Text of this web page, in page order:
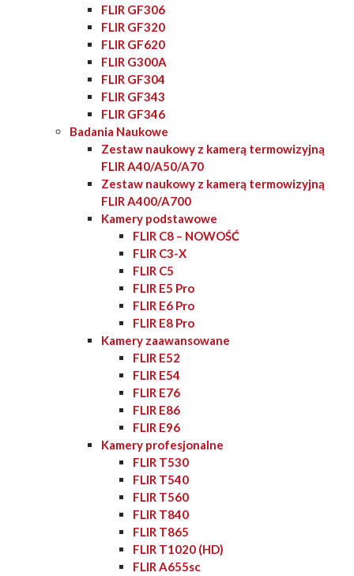
FLIR GF306
FLIR GF320
FLIR GF620
FLIR G300A
FLIR GF304
FLIR GF343
FLIR GF346
Badania Naukowe
Zestaw naukowy z kamerą termowizyjną
FLIR A40/A50/A70
Zestaw naukowy z kamerą termowizyjną
FLIR A400/A700
Kamery podstawowe
FLIR C8 – NOWOŚĆ
FLIR C3-X
FLIR C5
FLIR E5 Pro
FLIR E6 Pro
FLIR E8 Pro
Kamery zaawansowane
FLIR E52
FLIR E54
FLIR E76
FLIR E86
FLIR E96
Kamery profesjonalne
FLIR T530
FLIR T540
FLIR T560
FLIR T840
FLIR T865
FLIR T1020 (HD)
FLIR A655sc